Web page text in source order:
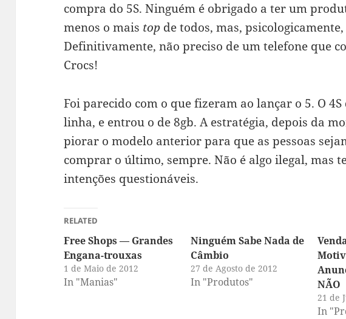
compra do 5S. Ninguém é obrigado a ter um
menos o mais top de todos, mas,
Definitivamente, não preciso de um telefone que
Crocs!
Foi parecido com o que fizeram ao lançar o 5. O 4S
linha, e entrou o de 8gb. A estratégia, depois da
piorar o modelo anterior para que as pessoas
comprar o último, sempre. Não é algo ilegal, mas
intenções questionáveis.
RELATED
Free Shops — Grandes
Engana-trouxas
1 de Maio de 2012
In "Manias"
Ninguém Sabe Nada de
Câmbio
27 de Agosto de 2012
In "Produtos"
NÃO
21 de
In